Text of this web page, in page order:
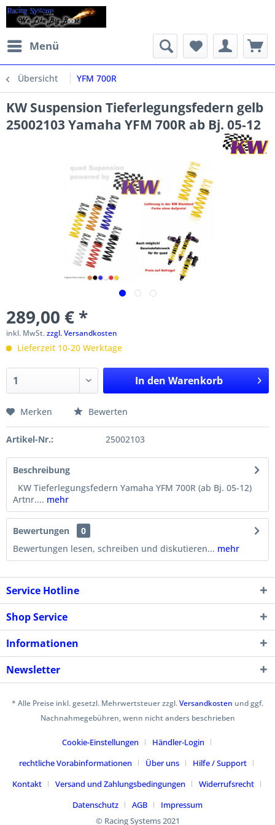
Menü
Übersicht YFM 700R
KW Suspension Tieferlegungsfedern gelb
25002103 Yamaha YFM 700R ab Bj. 05-12
289,00 € *
inkl. MwSt.zzgl. Versandkosten
Lieferzeit 10-20 Werktage
In den Warenkorb
Merken Bewerten
Artikel-Nr.: 25002103
Beschreibung
KW Tieferlegungsfedern Yamaha YFM 700R (ab Bj. 05-12)
Artnr.... mehr
Bewertungen
0
Bewertungen lesen, schreiben und diskutieren... mehr
Service Hotline
Shop Service
Informationen
Newsletter
* Alle Preise inkl. gesetzl. Mehrwertsteuer zzgl.Versandkosten und ggf.
Nachnahmegebühren, wenn nicht anders beschrieben
Cookie-Einstellungen
Händler-Login
rechtliche Vorabinformationen
Über uns
Hilfe / Support
Kontakt
Versand und Zahlungsbedingungen
Widerrufsrecht
Datenschutz
AGB
Impressum
© Racing Systems 2021